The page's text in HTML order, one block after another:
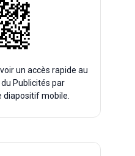
un accès rapide au
Publicités par
diapositif mobile.